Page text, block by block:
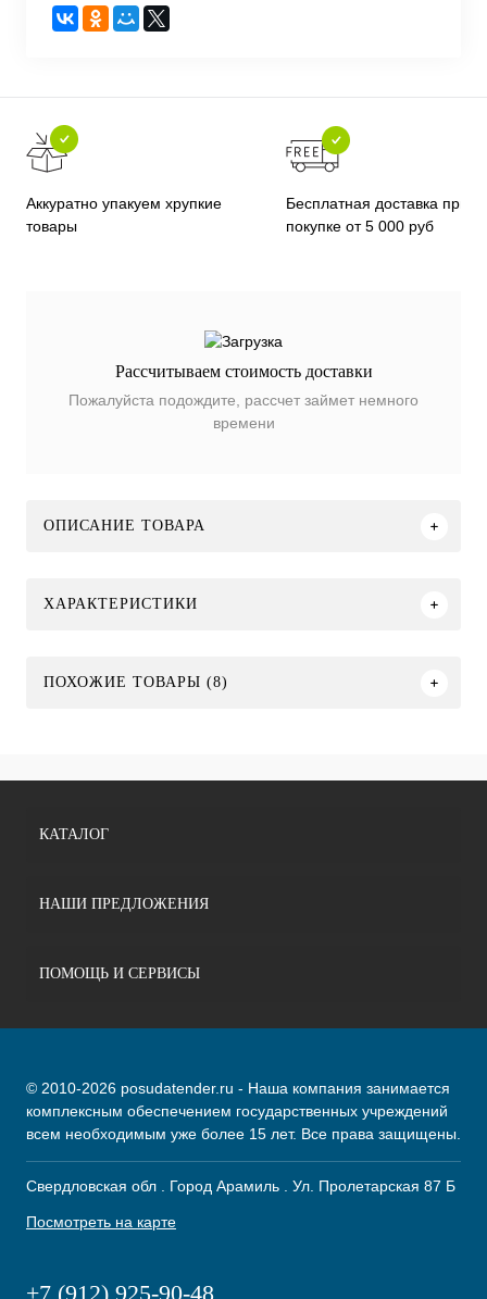
Аккуратно упакуем хрупкие
товары
Бесплатная доставка при
покупке от 5 000 руб
Рассчитываем стоимость доставки
Пожалуйста подождите, рассчет займет немного
времени
ОПИСАНИЕ ТОВАРА
ХАРАКТЕРИСТИКИ
ПОХОЖИЕ ТОВАРЫ (8)
КАТАЛОГ
НАШИ ПРЕДЛОЖЕНИЯ
ПОМОЩЬ И СЕРВИСЫ
© 2010-2026 posudatender.ru - Наша компания занимается
комплексным обеспечением государственных учреждений
всем необходимым уже более 15 лет. Все права защищены.
Свердловская обл . Город Арамиль . Ул. Пролетарская 87 Б
Посмотреть на карте
+7 (912) 925-90-48